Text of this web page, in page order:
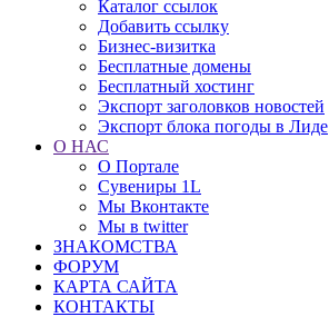
Каталог ссылок
Добавить ссылку
Бизнес-визитка
Бесплатные домены
Бесплатный хостинг
Экспорт заголовков новостей
Экспорт блока погоды в Лиде
О НАС
О Портале
Сувениры 1L
Мы Вконтакте
Мы в twitter
ЗНАКОМСТВА
ФОРУМ
КАРТА САЙТА
КОНТАКТЫ